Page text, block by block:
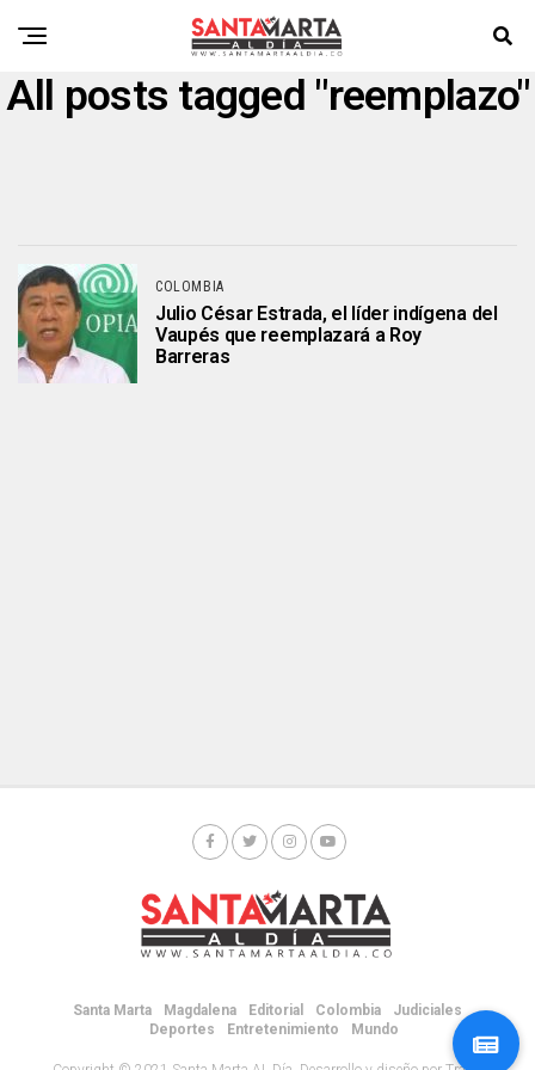
All posts tagged "reemplazo"
COLOMBIA
Julio César Estrada, el líder indígena del
Vaupés que reemplazará a Roy
Barreras
Santa Marta Magdalena Editorial Colombia
Judiciales
Deportes
Entretenimiento Mundo